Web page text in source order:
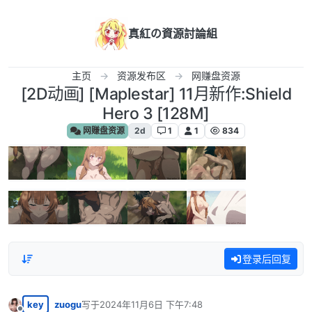
真紅の資源討論組
主页 资源发布区 网赚盘资源
[2D动画] [Maplestar] 11月新作:Shield
Hero 3 [128M]
网赚盘资源 2d 1 1 834
登录后回复
key zuogu写于2024年11月6日 下午7:48